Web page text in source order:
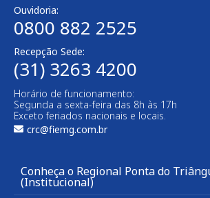
Ouvidoria:
0800 882 2525
Recepção Sede:
(31) 3263 4200
Horário de funcionamento:
Segunda a sexta-feira das 8h às 17h
Exceto feriados nacionais e locais.
crc@fiemg.com.br
Conheça o Regional Ponta do
(Institucional)